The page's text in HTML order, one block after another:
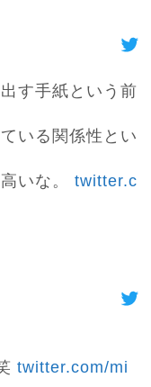
す手紙という前
いる関係性とい
いな。 twitter.c
twitter.com/mi